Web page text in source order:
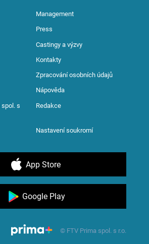
Management
Press
Castingy a výzvy
Kontakty
Zpracování osobních údajů
Nápověda
s
Redakce
Nastavení soukromí
App Store
Google Play
© FTV Prima spol. s r.o.